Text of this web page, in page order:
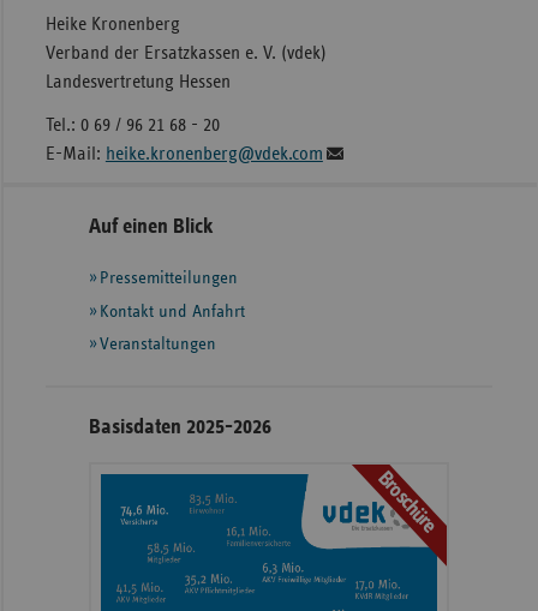
Heike Kronenberg
Verband der Ersatzkassen e. V. (vdek)
Landesvertretung Hessen
Tel.: 0 69 / 96 21 68 - 20
E-Mail: heike.kronenberg@vdek.com
Seitennavigation
Seitenleiste
weiteren
Informationen
Auf einen Blick
Pressemitteilungen
Kontakt und Anfahrt
Veranstaltungen
Basisdaten 2025-2026
Broschüre